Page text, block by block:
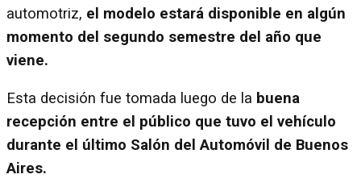
automotriz, el modelo estará disponible en algún
momento del segundo semestre del año que
viene.
Esta decisión fue tomada luego de la buena
recepción entre el público que tuvo el vehículo
durante el último Salón del Automóvil de Buenos
Aires.